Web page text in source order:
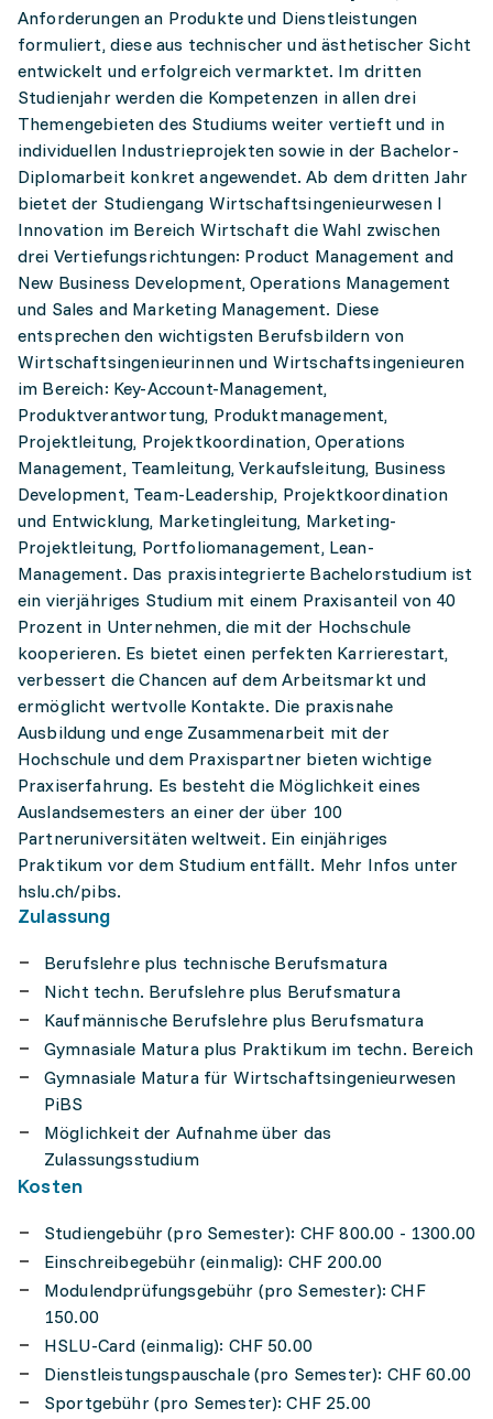
Anforderungen an Produkte und Dienstleistungen
formuliert, diese aus technischer und ästhetischer Sicht
entwickelt und erfolgreich vermarktet. Im dritten
Studienjahr werden die Kompetenzen in allen drei
Themengebieten des Studiums weiter vertieft und in
individuellen Industrieprojekten sowie in der Bachelor-
Diplomarbeit konkret angewendet. Ab dem dritten Jahr
bietet der Studiengang Wirtschaftsingenieurwesen I
Innovation im Bereich Wirtschaft die Wahl zwischen
drei Vertiefungsrichtungen: Product Management and
New Business Development, Operations Management
und Sales and Marketing Management. Diese
entsprechen den wichtigsten Berufsbildern von
Wirtschaftsingenieurinnen und Wirtschaftsingenieuren
im Bereich: Key-Account-Management,
Produktverantwortung, Produktmanagement,
Projektleitung, Projektkoordination, Operations
Management, Teamleitung, Verkaufsleitung, Business
Development, Team-Leadership, Projektkoordination
und Entwicklung, Marketingleitung, Marketing-
Projektleitung, Portfoliomanagement, Lean-
Management. Das praxisintegrierte Bachelorstudium ist
ein vierjähriges Studium mit einem Praxisanteil von 40
Prozent in Unternehmen, die mit der Hochschule
kooperieren. Es bietet einen perfekten Karrierestart,
verbessert die Chancen auf dem Arbeitsmarkt und
ermöglicht wertvolle Kontakte. Die praxisnahe
Ausbildung und enge Zusammenarbeit mit der
Hochschule und dem Praxispartner bieten wichtige
Praxiserfahrung. Es besteht die Möglichkeit eines
Auslandsemesters an einer der über 100
Partneruniversitäten weltweit. Ein einjähriges
Praktikum vor dem Studium entfällt. Mehr Infos unter
hslu.ch/pibs.
Zulassung
Berufslehre plus technische Berufsmatura
Nicht techn. Berufslehre plus Berufsmatura
Kaufmännische Berufslehre plus Berufsmatura
Gymnasiale Matura plus Praktikum im techn. Bereich
Gymnasiale Matura für Wirtschaftsingenieurwesen
PiBS
Möglichkeit der Aufnahme über das
Zulassungsstudium
Kosten
Studiengebühr (pro Semester): CHF 800.00 - 1300.00
Einschreibegebühr (einmalig): CHF 200.00
Modulendprüfungsgebühr (pro Semester): CHF
150.00
HSLU-Card (einmalig): CHF 50.00
Dienstleistungspauschale (pro Semester): CHF 60.00
Sportgebühr (pro Semester): CHF 25.00